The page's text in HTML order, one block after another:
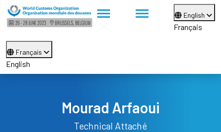
English
Français
Français
English
Mourad Arfaoui
Technical Attaché